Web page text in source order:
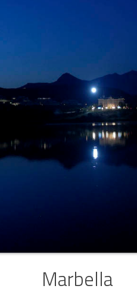
Marbella